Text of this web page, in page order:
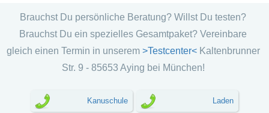
Brauchst Du persönliche Beratung? Willst Du testen?
Brauchst Du ein spezielles Gesamtpaket? Vereinbare
gleich einen Termin in unserem>Testcenter< Kaltenbrunner
Str. 9 - 85653 Aying bei München!
Kanuschule Laden